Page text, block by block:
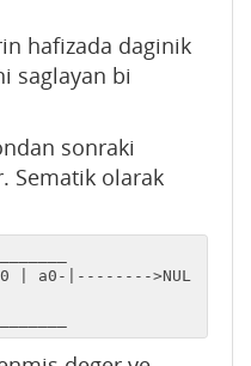
hafizada daginik
saglayan bi
sonraki
Sematik olarak
| a0-|-------->NUL